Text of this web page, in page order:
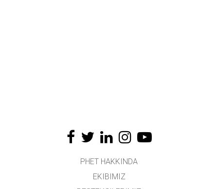
PHET HAKKINDA
EKIBIMIZ